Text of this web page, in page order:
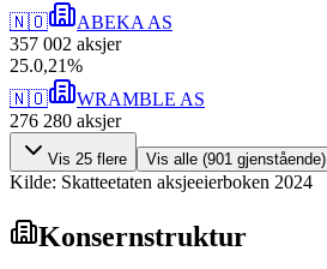
🇳🇴
ABEKA AS
357 002 aksjer
25.0,21%
🇳🇴
WRAMBLE AS
276 280 aksjer
Vis 25 flere Vis alle (901 gjenstående)
Kilde: Skatteetaten aksjeeierboken 2024
Konsernstruktur